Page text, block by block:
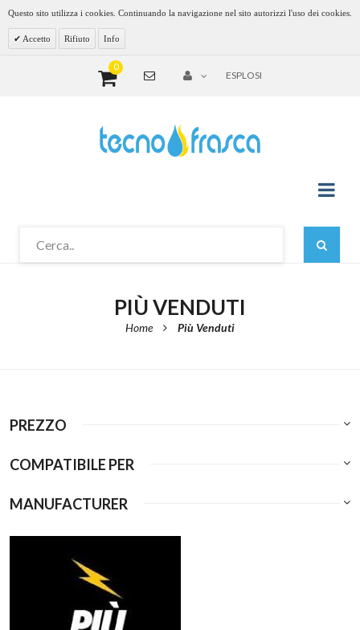
Questo sito utilizza i cookies. Continuando la navigazione nel sito autorizzi l'uso dei cookies.
Accetto Rifiuto Info
0
ESPLOSI
PIÙ VENDUTI
Home Più Venduti
PREZZO
COMPATIBILE PER
MANUFACTURER